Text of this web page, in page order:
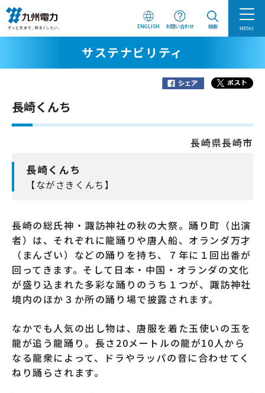
ENGLISH お問い合わせ 検索 MENU
サステナビリティ
長崎くんち
長崎県長崎市
長崎くんち
【ながさきくんち】
長崎の総氏神・諏訪神社の秋の大祭。踊り町（出演
者）は、それぞれに龍踊りや唐人船、オランダ万才
（まんざい）などの踊りを持ち、７年に１回出番が
回ってきます。そして日本・中国・オランダの文化
が盛り込まれた多彩な踊りのうち１つが、諏訪神社
境内のほか３か所の踊り場で披露されます。
なかでも人気の出し物は、唐服を着た玉使いの玉を
龍が追う龍踊り。長さ20メートルの龍が10人から
なる龍衆によって、ドラやラッパの音に合わせてく
ねり踊らされます。